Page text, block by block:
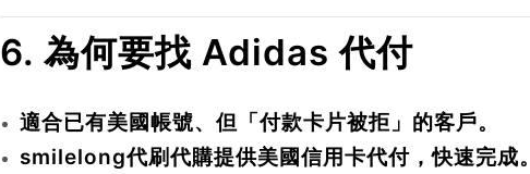
6. 為何要找 Adidas 代付
適合已有美國帳號、但「付款卡片被拒」的客戶。
smilelong代刷代購提供美國信用卡代付，快速完成。